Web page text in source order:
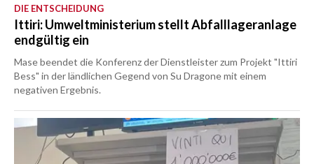
DIE ENTSCHEIDUNG
Ittiri: Umweltministerium stellt Abfalllageranlage
endgültig ein
Mase beendet die Konferenz der Dienstleister zum Projekt "Ittiri
Bess" in der ländlichen Gegend von Su Dragone mit einem
negativen Ergebnis.